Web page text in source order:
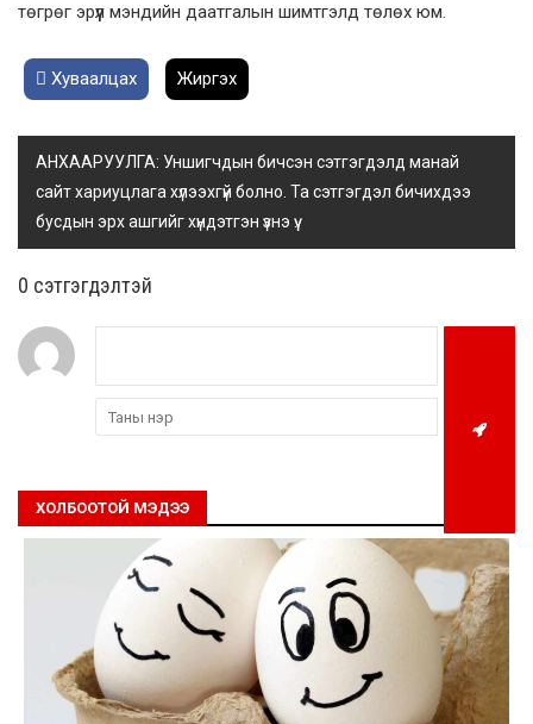
төгрөг эрүүл мэндийн даатгалын шимтгэлд төлөх юм.
Хуваалцах Жиргэх
АНХААРУУЛГА: Уншигчдын бичсэн сэтгэгдэлд манай
сайт хариуцлага хүлээхгүй болно. Та сэтгэгдэл бичихдээ
бусдын эрх ашгийг хүндэтгэн үзнэ үү.
0 cэтгэгдэлтэй
ХОЛБООТОЙ МЭДЭЭ